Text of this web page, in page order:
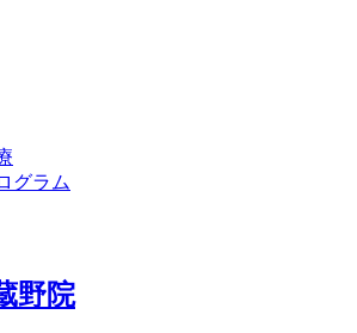
野院